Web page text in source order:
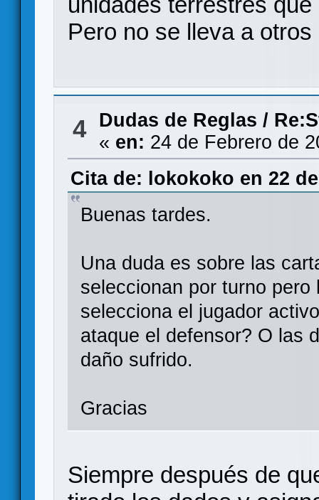
Pero no se lleva a
4 Dudas de Reglas /
« en: 24 de Febrero de
Cita de: lokokoko en 22
Buenas tardes.
Una duda es sobre las
seleccionan por turno
selecciona el jugador
ataque el defensor? O las
daño sufrido.
Gracias
Siempre después de